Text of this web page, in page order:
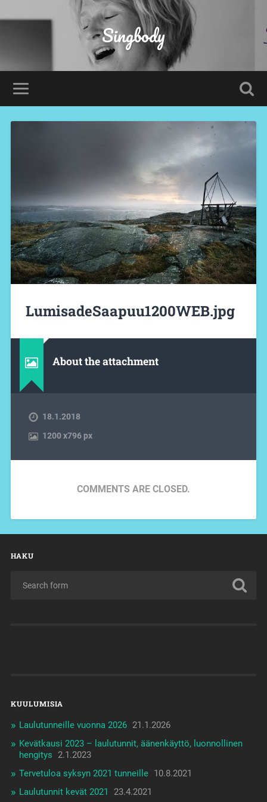
Singbody
LumisadeSaapuu1200WEB.jpg
About the attachment
18.1.2018
1200x796 px
COMMENTS ARE CLOSED.
HAKU
KUULUMISIA
Laulutunneille vuonna 2026 21.1.2026
Kevätkausi 2023 – laulutunnit, äänenkäyttö, luonnollinen
hengitys
2.1.2023
Tervetuloa syksyn 2021 tunneille 10.8.2021
Laulutunnit kevät 2021
23.4.2021